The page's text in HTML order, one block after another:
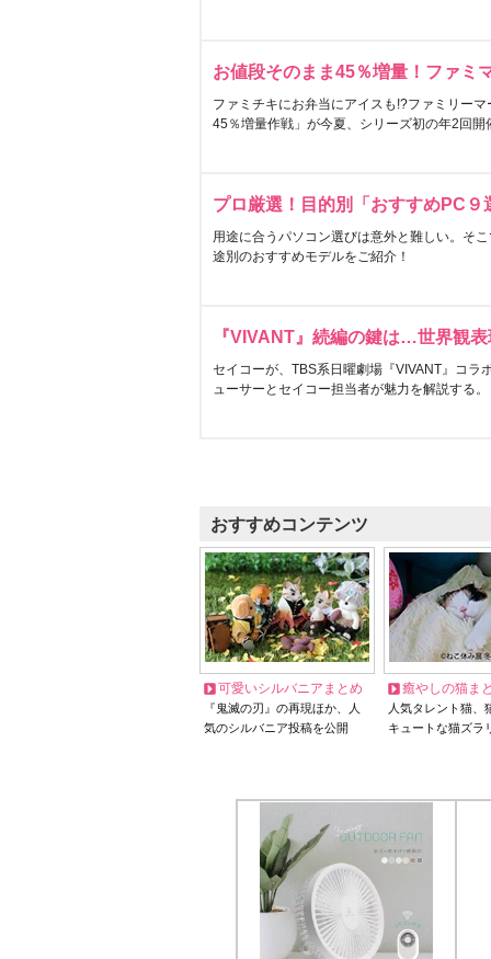
お値段そのまま45％増量！ファミ
ファミチキにお弁当にアイスも!?ファミリー
45％増量作戦」が今夏、シリーズ初の年2回開
プロ厳選！目的別「おすすめPC９
用途に合うパソコン選びは意外と難しい。そ
途別のおすすめモデルをご紹介！
『VIVANT』続編の鍵は…世界観
セイコーが、TBS系日曜劇場『VIVANT』コラ
ューサーとセイコー担当者が魅力を解説する。
おすすめコンテンツ
可愛いシルバニアまとめ
『鬼滅の刃』の再現ほか、人
気のシルバニア投稿を公開
癒やしの猫ま
人気タレント猫
キュートな猫ズラ